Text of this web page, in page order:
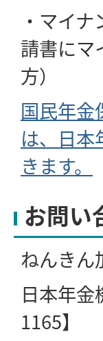
・マイ
請書にマ
方）
国民年金
は、日本
きます。
お問い
ねんき
日本年
1165】